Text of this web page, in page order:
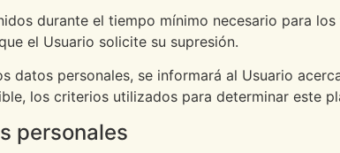
durante el tiempo mínimo necesario para
el Usuario solicite su supresión.
datos personales, se informará al Usuario
los criterios utilizados para determinar este
personales